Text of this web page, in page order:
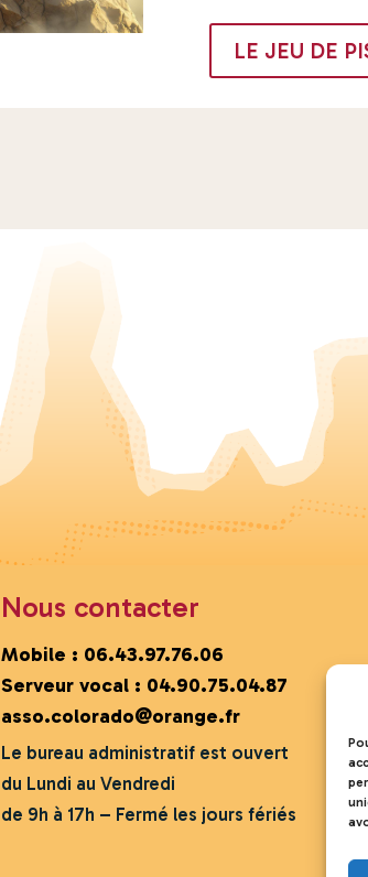
LE JEU DE
Nous contacter
Mobile : 06.43.97.76.06
Serveur vocal : 04.90.75.04.87
asso.colorado@orange.fr
Le bureau administratif est ouvert
du Lundi au Vendredi
de 9h à 17h – Fermé les jours fériés